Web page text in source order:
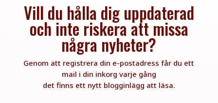
Vill du hålla dig uppdaterad
och inte riskera att missa
några nyheter?
Genom att registrera din e-postadress får du ett
mail i din inkorg varje gång
det finns ett nytt blogginlägg att läsa.